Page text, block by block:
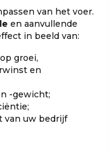
van het voer.
en aanvullende
in beeld van:
groei,
en
-gewicht;
van uw bedrijf